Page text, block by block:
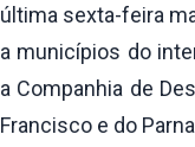
última sexta-feira
a municípios do
a Companhia de
Francisco e do